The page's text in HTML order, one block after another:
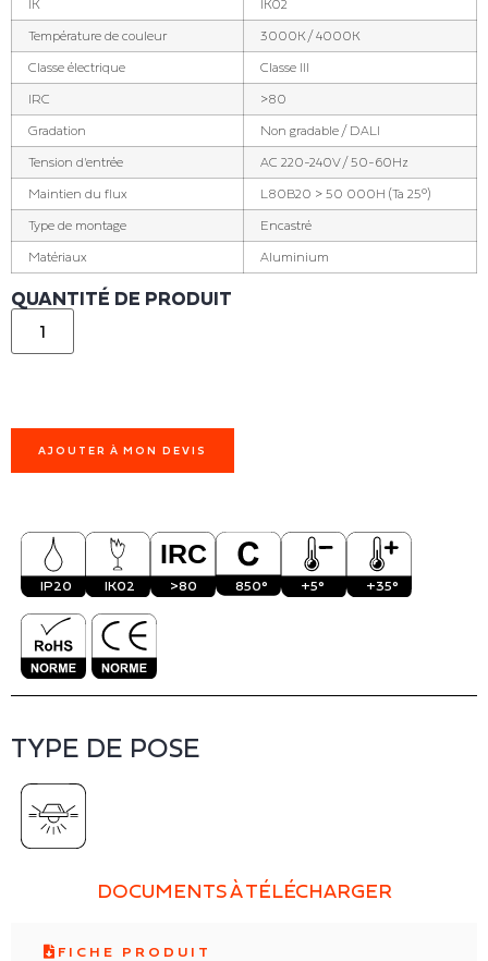
IK IK02
Température de couleur 3000K / 4000K
Classe électrique Classe III
IRC >80
Gradation Non gradable / DALI
Tension d'entrée AC 220-240V / 50-60Hz
Maintien du flux L80B20 > 50 000H (Ta 25°)
Type de montage Encastré
Matériaux Aluminium
QUANTITÉ DE PRODUIT
AJOUTER À MON DEVIS
IP20 IK02 >80 850° +5° +35°
TYPE DE POSE
DOCUMENTS À TÉLÉCHARGER
FICHE PRODUIT